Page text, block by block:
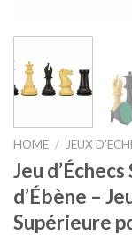
HOME / JEUX
Jeu
d’Ébène –
Supérieure